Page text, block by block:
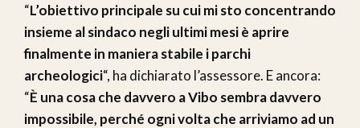
“L’obiettivo principale su cui mi sto concentrando
insieme al sindaco negli ultimi mesi è aprire
finalmente in maniera stabile i parchi
archeologici“, ha dichiarato l’assessore. E ancora:
“È una cosa che davvero a Vibo sembra davvero
impossibile, perché ogni volta che arriviamo ad un